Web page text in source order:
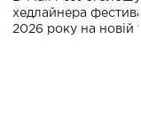
хедлайнера
2026 року на новій